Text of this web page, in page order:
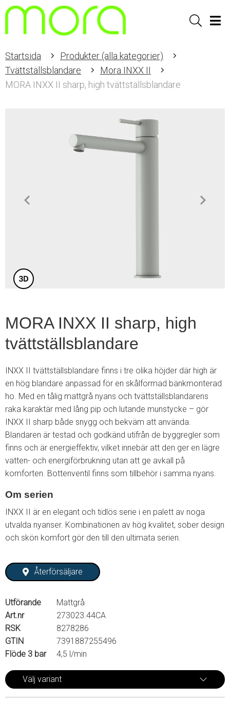
Sök
Startsida
Produkter (alla kategorier)
Tvättställsblandare
Mora INXX II
MORA INXX II sharp, high tvättställsblandare
MORA INXX II sharp, high
tvättställsblandare
INXX II tvättställsblandare finns i tre olika höjder där high är
en hög blandare anpassad för en skålformad bänkmonterad
ho. Med en tålig mattgrå nyans och tvättställsblandarens
raka karaktär med lång pip och lutande munstycke – gör
INXX II sharp både snygg och bekväm att använda.
Blandaren är testad och godkänd utifrån de byggregler som
finns och är energieffektiv, vilket innebär att den ger en lägre
vatten- och energiförbrukning utan att ge avkall på
komforten. Bottenventil finns som tillbehör i samma nyans.
Om serien
INXX II är en elegant och tidlös serie i en palett av noga
utvalda nyanser. Kombinationen av hög kvalitet, sober design
och skön komfort gör den till den ultimata serien.
Återförsäljare
Utförande
Mattgrå
Art.nr
273023.44CA
RSK
8278286
GTIN
7391887255496
Flöde 3 bar
4,5 l/min
Välj variant